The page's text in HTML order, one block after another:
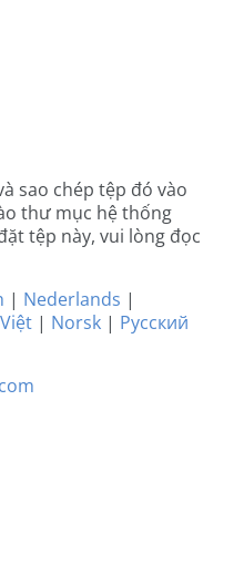
sao chép tệp đó vào
thư mục hệ thống
tệp này, vui lòng đọc
| Nederlands |
| Norsk | Русский